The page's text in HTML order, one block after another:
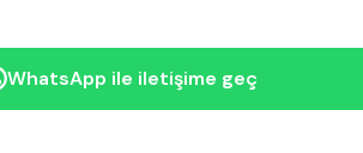
WhatsApp ile iletişime geç